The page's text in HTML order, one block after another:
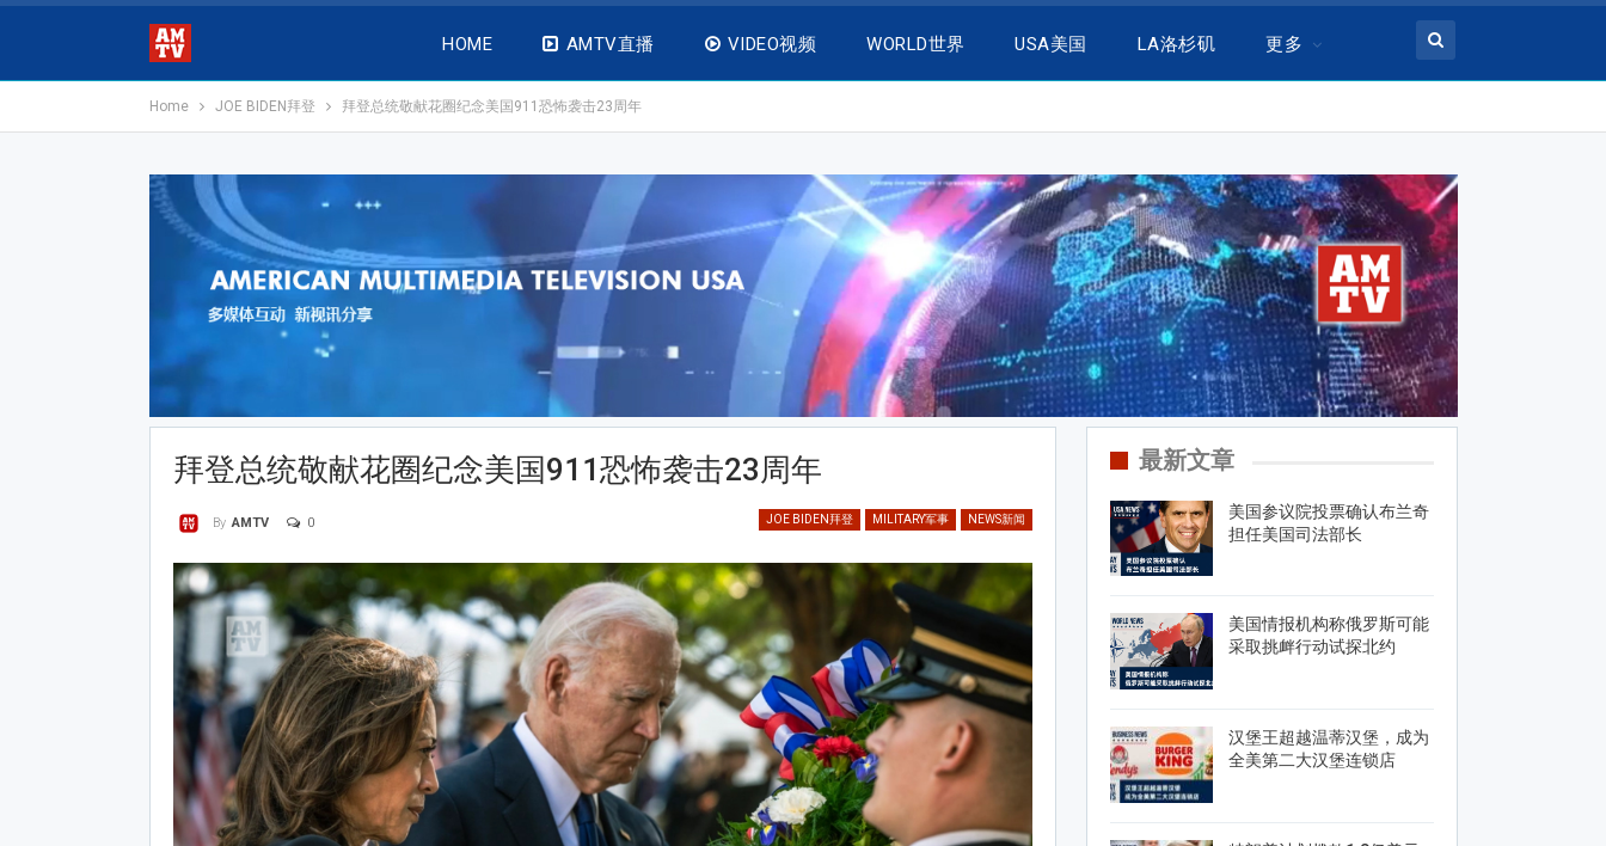
HOME AMTV直播 VIDEO视频 WORLD世界 USA美国 LA洛杉矶 更多
Home JOE BIDEN拜登 拜登总统敬献花圈纪念美国911恐怖袭击23周年
拜登总统敬献花圈纪念美国911恐怖袭击23周年
JOE BIDEN拜登 MILITARY军事 NEWS新闻
By AMTV 0
最新文章
美国参议院投票确认布兰奇
担任美国司法部长
美国情报机构称俄罗斯可能
采取挑衅行动试探北约
汉堡王超越温蒂汉堡，成为
全美第二大汉堡连锁店